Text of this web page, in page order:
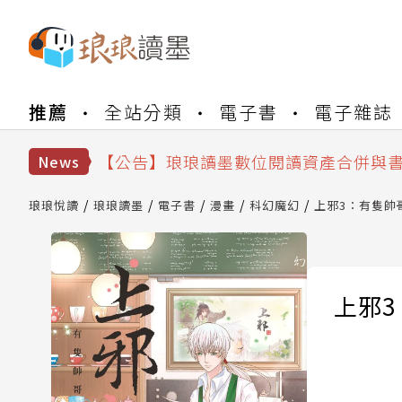
推薦 全站分類 電子書 電子雜誌
News
【公告】琅琅書店服務升級重要說明及
【公告】琅琅讀墨數位閱讀資產合併與
【公告】琅琅讀墨 3 分鐘完成書櫃開通
【公告】琅琅書店服務升級重要說明及
【公告】因 Readmoo 讀墨系統維護中
琅琅悅讀 琅琅讀墨 電子書 漫畫 科幻魔幻 上邪3：有隻帥
上邪